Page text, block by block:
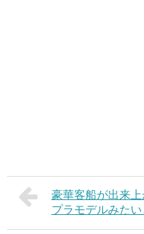
豪華客船が出来
プラモデルみたい